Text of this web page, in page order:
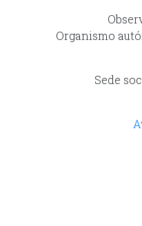
Organismo
Sede